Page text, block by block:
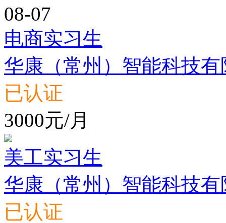
08-07
电商实习生
华康（常州）智能科技有
已认证
3000元/月
美工实习生
华康（常州）智能科技有
已认证